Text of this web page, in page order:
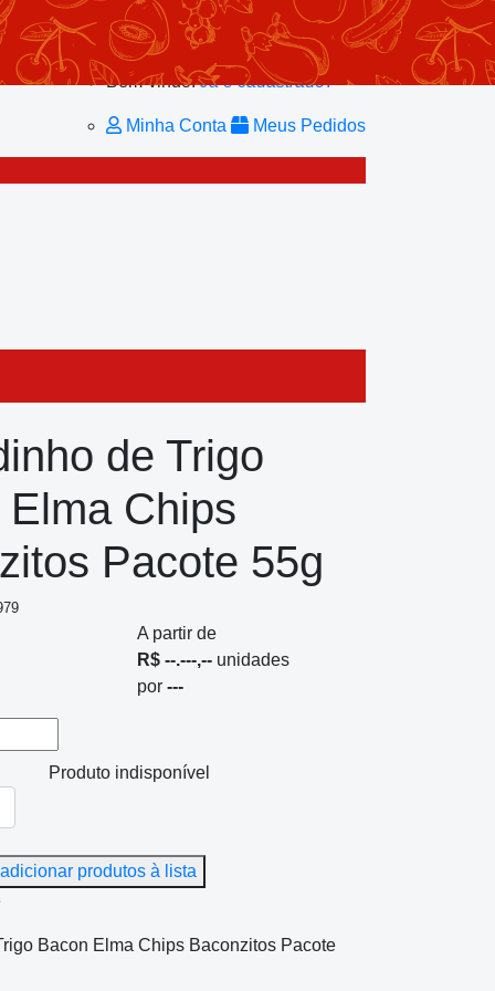
Repetir Pedido
Minha Conta
Bem-vindo!Já é cadastrado?
Minha Conta Meus Pedidos
de Trigo
Elma Chips
Pacote 55g
A partir de
R$ --.---,--unidades
por ---
Produto indisponível
produtos à lista
Bacon Elma Chips Baconzitos Pacote